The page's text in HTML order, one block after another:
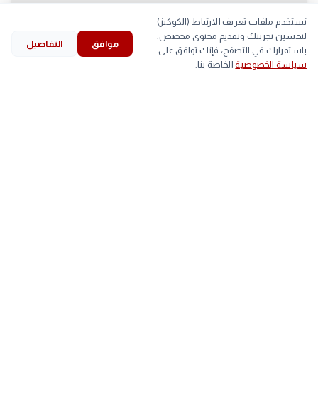
عرض الكل (20 فريق)
🐔بورصة الدواجن
لحوم بيض
home
الرئيسية
explore
استكشف
history
bookmark
search
نستخدم ملفات تعريف الارتباط (الكوكيز)
لتحسين تجربتك وتقديم محتوى مخصص.
باستمرارك في التصفح، فإنك توافق على
سياسة الخصوصية الخاصة بنا.
موافق التفاصيل